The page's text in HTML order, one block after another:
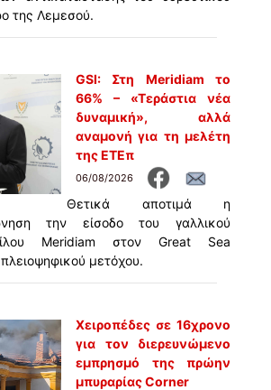
της Λεμεσού.
GSI: Στη Meridiam το
66% – «Τεράστια νέα
δυναμική», αλλά
αναμονή για τη μελέτη
της ΕΤΕπ
06/08/2026
Θετικά αποτιμά η
την είσοδο του γαλλικού
Meridiam στον Great Sea
μετόχου.
Χειροπέδες σε 16χρονο
για τον διερευνώμενο
εμπρησμό της πρώην
μπυραρίας Corner